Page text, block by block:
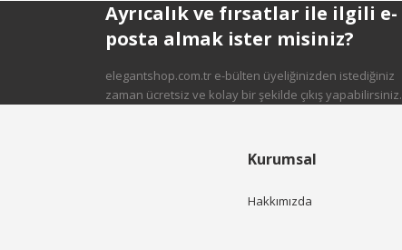
Gönder
Ayrıcalık ve fırsatlar ile ilgili e-
posta almak ister misiniz?
elegantshop.com.tr e-bülten üyeliğinizden istediğiniz
zaman ücretsiz ve kolay bir şekilde çıkış yapabilirsiniz.
Kurumsal
Hakkımızda